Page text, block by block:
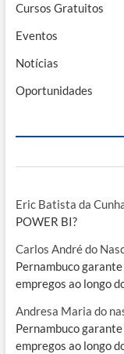
Cursos Gratuitos
Eventos
Notícias
Oportunidades
Eric Batista da
POWER BI?
Carlos André do
Pernambuco
empregos ao longo
Andresa Maria do
Pernambuco
empregos ao longo